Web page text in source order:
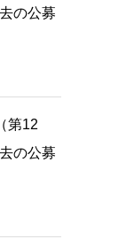
の公募
第12
の公募